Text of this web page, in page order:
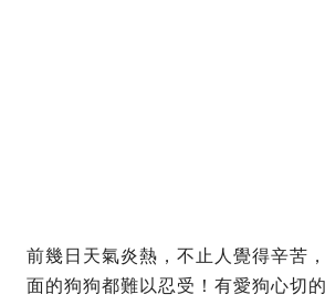
前幾日天氣炎熱，不止人覺得辛苦
面的狗狗都難以忍受！有愛狗心切